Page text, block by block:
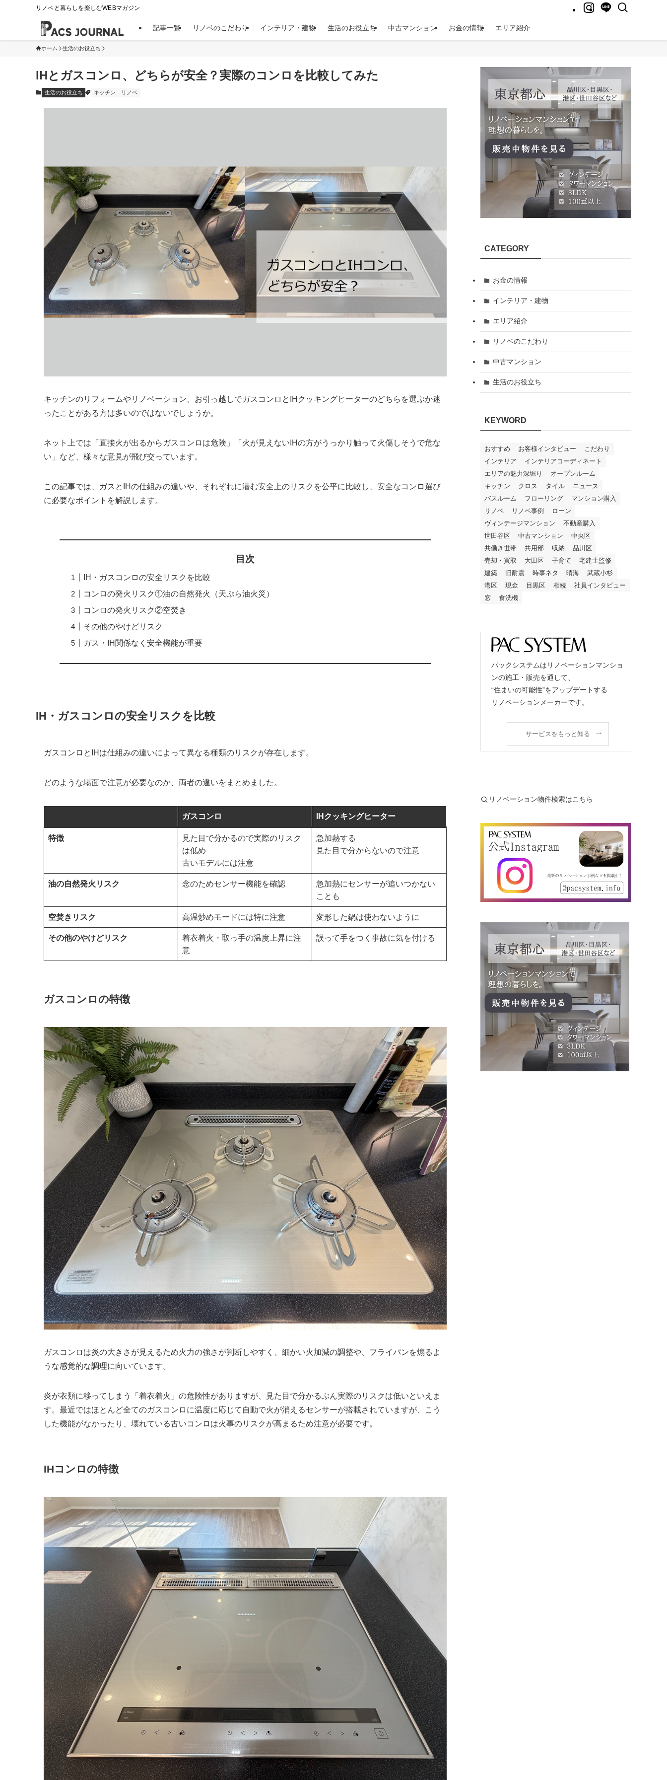
リノベと暮らしを楽しむWEBマガジン
記事一覧 リノベのこだわり インテリア・建物 生活のお役立ち 中古マンション お金の情報 エリア紹介
ホーム 生活のお役立ち
IHとガスコンロ、どちらが安全？実際のコンロを比較してみた
生活のお役立ち キッチン リノベ
キッチンのリフォームやリノベーション、お引っ越しでガスコンロとIHクッキングヒーターのどちらを選ぶか迷
ったことがある方は多いのではないでしょうか。
ネット上では「直接火が出るからガスコンロは危険」「火が見えないIHの方がうっかり触って火傷しそうで危な
い」など、様々な意見が飛び交っています。
この記事では、ガスとIHの仕組みの違いや、それぞれに潜む安全上のリスクを公平に比較し、安全なコンロ選び
に必要なポイントを解説します。
目次
IH・ガスコンロの安全リスクを比較
コンロの発火リスク①油の自然発火（天ぷら油火災）
コンロの発火リスク②空焚き
その他のやけどリスク
ガス・IH関係なく安全機能が重要
IH・ガスコンロの安全リスクを比較
ガスコンロとIHは仕組みの違いによって異なる種類のリスクが存在します。
どのような場面で注意が必要なのか、両者の違いをまとめました。
ガスコンロ IHクッキングヒーター
特徴
見た目で分かるので実際のリスク
は低め
古いモデルには注意
急加熱する
見た目で分からないので注意
油の自然発火リスク 念のためセンサー機能を確認
急加熱にセンサーが追いつかない
ことも
空焚きリスク 高温炒めモードには特に注意 変形した鍋は使わないように
その他のやけどリスク
着衣着火・取っ手の温度上昇に注
意
誤って手をつく事故に気を付ける
ガスコンロの特徴
ガスコンロは炎の大きさが見えるため火力の強さが判断しやすく、細かい火加減の調整や、フライパンを煽るよ
うな感覚的な調理に向いています。
炎が衣類に移ってしまう「着衣着火」の危険性がありますが、見た目で分かるぶん実際のリスクは低いといえま
す。最近ではほとんど全てのガスコンロに温度に応じて自動で火が消えるセンサーが搭載されていますが、こう
した機能がなかったり、壊れている古いコンロは火事のリスクが高まるため注意が必要です。
IHコンロの特徴
CATEGORY
お金の情報
インテリア・建物
エリア紹介
リノベのこだわり
中古マンション
生活のお役立ち
KEYWORD
おすすめ お客様インタビュー
こだわり
インテリア
インテリアコーディネート
エリアの魅力深堀り
オープンルーム
キッチン
クロス タイル
ニュース
バスルーム
フローリング
マンション購入
リノベ
リノベ事例
ローン
ヴィンテージマンション
不動産購入
世田谷区
中古マンション
中央区
共働き世帯
共用部 収納
品川区
売却・買取
大田区 子育て
宅建士監修
建築
旧耐震 時事ネタ 晴海
武蔵小杉
港区
現金 目黒区 相続
社員インタビュー
窓
食洗機
パックシステムはリノベーションマンショ
ンの施工・販売を通して、
“住まいの可能性”をアップデートする
リノベーションメーカーです。
サービスをもっと知る
リノベーション物件検索はこちら